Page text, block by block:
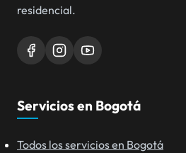
residencial.
Servicios en Bogotá
Todos los servicios en Bogotá